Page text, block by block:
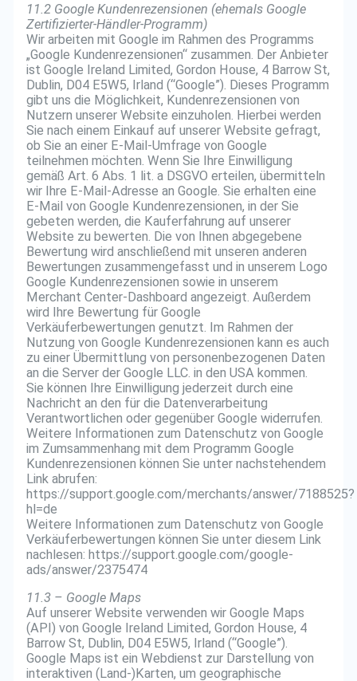
11.2 Google Kundenrezensionen (ehemals Google
Zertifizierter-Händler-Programm)
Wir arbeiten mit Google im Rahmen des Programms
„Google Kundenrezensionen“ zusammen. Der Anbieter
ist Google Ireland Limited, Gordon House, 4 Barrow St,
Dublin, D04 E5W5, Irland (“Google”). Dieses Programm
gibt uns die Möglichkeit, Kundenrezensionen von
Nutzern unserer Website einzuholen. Hierbei werden
Sie nach einem Einkauf auf unserer Website gefragt,
ob Sie an einer E-Mail-Umfrage von Google
teilnehmen möchten. Wenn Sie Ihre Einwilligung
gemäß Art. 6 Abs. 1 lit. a DSGVO erteilen, übermitteln
wir Ihre E-Mail-Adresse an Google. Sie erhalten eine
E-Mail von Google Kundenrezensionen, in der Sie
gebeten werden, die Kauferfahrung auf unserer
Website zu bewerten. Die von Ihnen abgegebene
Bewertung wird anschließend mit unseren anderen
Bewertungen zusammengefasst und in unserem Logo
Google Kundenrezensionen sowie in unserem
Merchant Center-Dashboard angezeigt. Außerdem
wird Ihre Bewertung für Google
Verkäuferbewertungen genutzt. Im Rahmen der
Nutzung von Google Kundenrezensionen kann es auch
zu einer Übermittlung von personenbezogenen Daten
an die Server der Google LLC. in den USA kommen.
Sie können Ihre Einwilligung jederzeit durch eine
Nachricht an den für die Datenverarbeitung
Verantwortlichen oder gegenüber Google widerrufen.
Weitere Informationen zum Datenschutz von Google
im Zumsammenhang mit dem Programm Google
Kundenrezensionen können Sie unter nachstehendem
Link abrufen:
https://support.google.com/merchants/answer/7188525?
hl=de
Weitere Informationen zum Datenschutz von Google
Verkäuferbewertungen können Sie unter diesem Link
nachlesen: https://support.google.com/google-
ads/answer/2375474
11.3 – Google Maps
Auf unserer Website verwenden wir Google Maps
(API) von Google Ireland Limited, Gordon House, 4
Barrow St, Dublin, D04 E5W5, Irland (“Google”).
Google Maps ist ein Webdienst zur Darstellung von
interaktiven (Land-)Karten, um geographische